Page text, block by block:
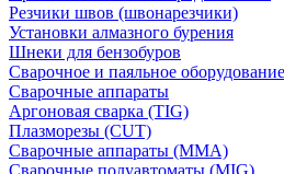
Резчики швов (швонарезчики)
Установки алмазного бурения
Шнеки для бензобуров
Сварочное и паяльное оборудование
Сварочные аппараты
Аргоновая сварка (TIG)
Плазморезы (CUT)
Сварочные аппараты (MMA)
Сварочные полуавтоматы (MIG)